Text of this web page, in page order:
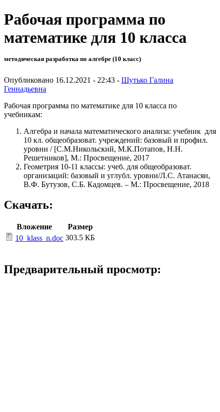
Рабочая программа по
математике для 10 класса
методическая разработка по алгебре (10 класс)
Опубликовано 16.12.2021 - 22:43 - Шутько Галина
Геннадьевна
Рабочая программа по математике для 10 класса по
учебникам:
Алгебра и начала математического анализа: учебник для
10 кл. общеобразоват. учреждений: базовый и профил.
уровни / [С.М.Никольский, М.К.Потапов, Н.Н.
Решетников], М.: Просвещение, 2017
Геометрия 10-11 классы: учеб. для общеобразоват.
организаций: базовый и углубл. уровни/Л.С. Атанасян,
В.Ф. Бутузов, С.Б. Кадомцев. – М.: Просвещение, 2018
Скачать:
Вложение
Размер
10_klass_n.doc 303.5 КБ
Предварительный просмотр: